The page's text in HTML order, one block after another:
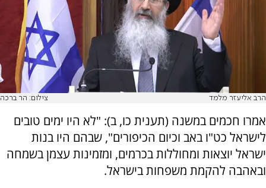
הרב אליעזר מלמד צילום: הר ברכה
אמרו חכמים במשנה (תענית כו, ב): "לא היו ימים טובים
לישראל כט"ו באב וכיום הכיפורים", שבהם היו בנות
ישראל יוצאות ומחוללות בכרמים, ומזמינות עצמן בשמחה
ובאהבה להקמת משפחות בישראל.